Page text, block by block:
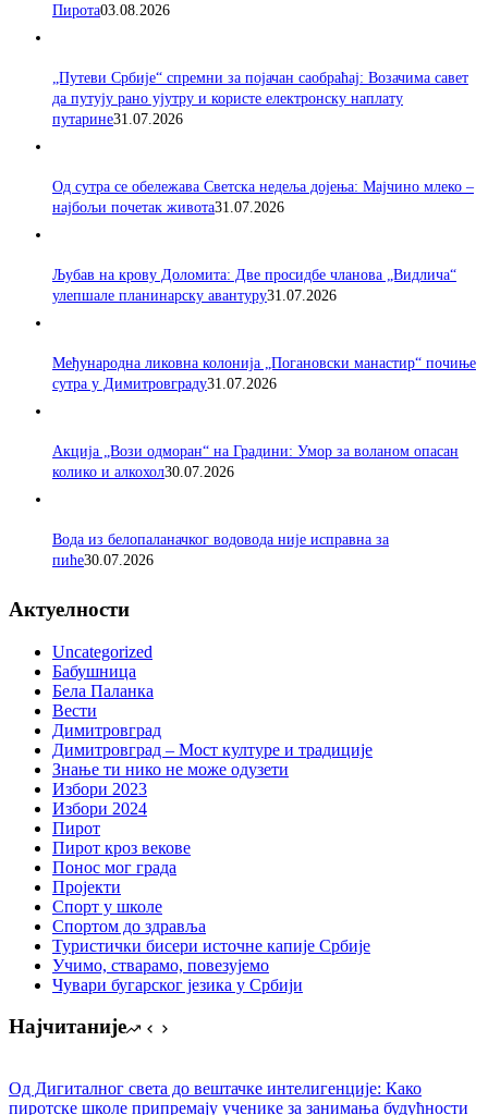
Пирота03.08.2026
„Путеви Србије“ спремни за појачан саобраћај: Возачима савет
да путују рано ујутру и користе електронску наплату
путарине31.07.2026
Од сутра се обележава Светска недеља дојења: Мајчино млеко –
најбољи почетак живота31.07.2026
Љубав на крову Доломита: Две просидбе чланова „Видлича“
улепшале планинарску авантуру31.07.2026
Међународна ликовна колонија „Погановски манастир“ почиње
сутра у Димитровграду31.07.2026
Акција „Вози одморан“ на Градини: Умор за воланом опасан
колико и алкохол30.07.2026
Вода из белопаланачког водовода није исправна за
пиће30.07.2026
Актуелности
Uncategorized
Бабушница
Бела Паланка
Вести
Димитровград
Димитровград – Мост културе и традиције
Знање ти нико не може одузети
Избори 2023
Избори 2024
Пирот
Пирот кроз векове
Понос мог града
Пројекти
Спорт у школе
Спортом до здравља
Туристички бисери источне капије Србије
Учимо, стварамо, повезујемо
Чувари бугарског језика у Србији
Најчитаније
Од Дигиталног света до вештачке интелигенције: Како
пиротске школе припремају ученике за занимања будућности